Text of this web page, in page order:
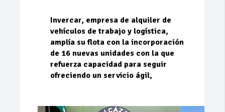
Invercar, empresa de alquiler de
vehículos de trabajo y logística,
amplía su flota con la incorporación
de 16 nuevas unidades con la que
refuerza capacidad para seguir
ofreciendo un servicio ágil,